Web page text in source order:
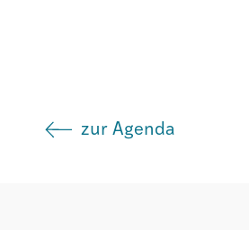
zur Agenda